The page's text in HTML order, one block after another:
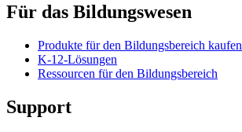
Für das Bildungswesen
Produkte für den Bildungsbereich kaufen
K-12-Lösungen
Ressourcen für den Bildungsbereich
Support